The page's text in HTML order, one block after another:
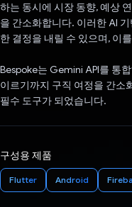
하는 동시에 시장 동향, 예상
을 간소화합니다. 이러한 AI
한 결정을 내릴 수 있으며, 이
Bespoke는 Gemini API를 통
이르기까지 구직 여정을 간소
필수 도구가 되었습니다.
구성용 제품
Flutter Android